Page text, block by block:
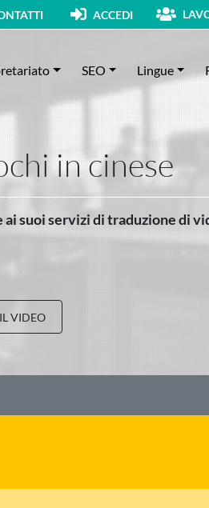
ACCEDI
SEO Lingue
in cinese
suoi servizi di traduzione di
VIDEO